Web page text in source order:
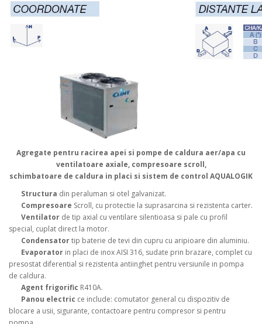
Agregate pentru racirea apei si pompe de caldura aer/apa cu
ventilatoare axiale, compresoare scroll,
schimbatoare de caldura in placi si sistem de control AQUALOGIK
Structura din peraluman si otel galvanizat.
Compresoare Scroll, cu protectie la suprasarcina si rezistenta carter.
Ventilator de tip axial cu ventilare silentioasa si pale cu profil
special, cuplat direct la motor.
Condensatortip baterie de tevi din cupru cu aripioare din aluminiu.
Evaporator in placi de inox AISI 316, sudate prin brazare, complet cu
presostat diferential si rezistenta antiinghet pentru versiunile in pompa
de caldura.
Agent frigorific R410A.
Panou electric ce include: comutator general cu dispozitiv de
blocare a usii, sigurante, contactoare pentru compresor si pentru